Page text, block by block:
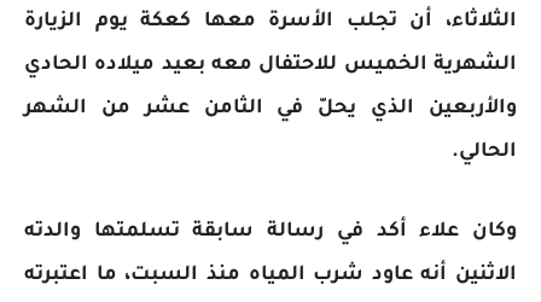
الثلاثاء، أن تجلب الأسرة معها كعكة يوم الزيارة
الشهرية الخميس للاحتفال معه بعيد ميلاده الحادي
والأربعين الذي يحلّ في الثامن عشر من الشهر
الحالي.
وكان علاء أكد في رسالة سابقة تسلمتها والدته
الاثنين أنه عاود شرب المياه منذ السبت، ما اعتبرته